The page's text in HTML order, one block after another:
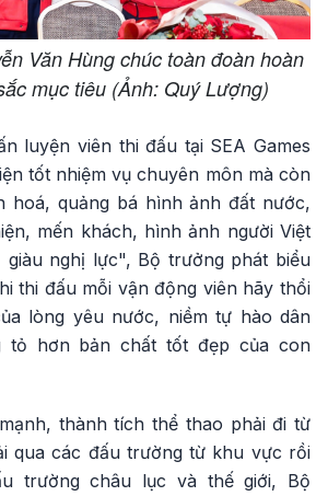
Văn Hùng chúc toàn đoàn hoàn
mục tiêu (Ảnh: Quý Lượng)
luyện viên thi đấu tại SEA Games
tốt nhiệm vụ chuyên môn mà còn
hoá, quảng bá hình ảnh đất nước,
mến khách, hình ảnh người Việt
giàu nghị lực", Bộ trưởng phát biểu
thi đấu mỗi vận động viên hãy thổi
lòng yêu nước, niềm tự hào dân
tỏ hơn bản chất tốt đẹp của con
thành tích thể thao phải đi từ
qua các đấu trường từ khu vực rồi
trường châu lục và thế giới, Bộ